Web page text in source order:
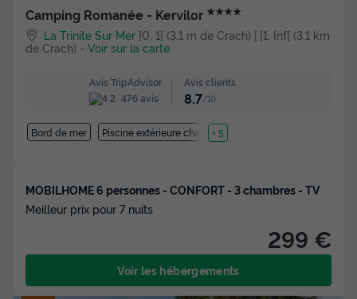
Camping Romanée - Kervilor ★★★★
La Trinite Sur Mer ]0, 1[ (3,1 m de Crach) | [1, Inf[ (3,1 km
de Crach) - Voir sur la carte
Avis TripAdvisor
476 avis
Avis clients
8.7/10
Bord de mer Piscine extérieure chauffée
+ 5
MOBILHOME 6 personnes - CONFORT - 3 chambres - TV
Meilleur prix pour 7 nuits
299 €
Voir les hébergements